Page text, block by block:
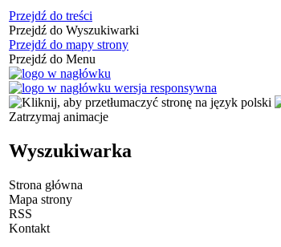
Przejdź do treści
Przejdź do Wyszukiwarki
Przejdź do mapy strony
Przejdź do Menu
Zatrzymaj animacje
Wyszukiwarka
Strona główna
Mapa strony
RSS
Kontakt